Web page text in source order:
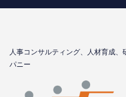
⼈事コンサルティング、⼈材育成
パニー